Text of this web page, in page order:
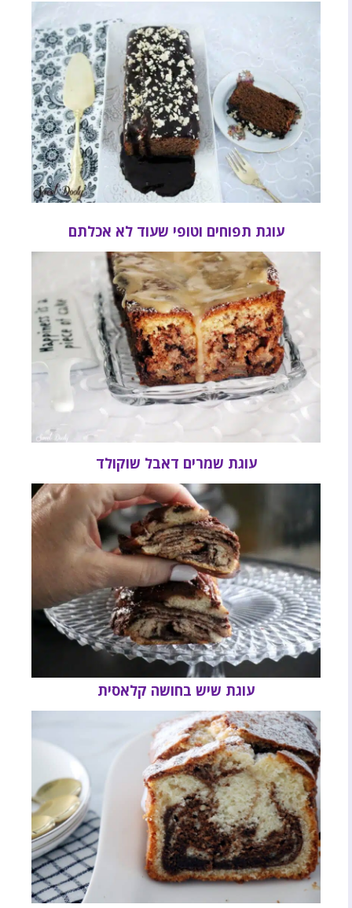
עוגת תפוחים וטופי שעוד לא אכלתם
עוגת שמרים דאבל שוקולד
עוגת שיש בחושה קלאסית